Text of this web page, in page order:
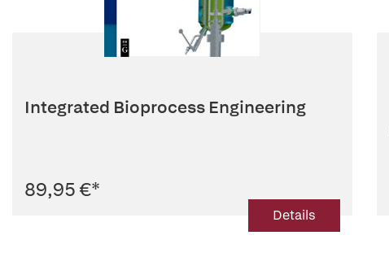
Integrated Bioprocess Engineering
89,95 €*
Details